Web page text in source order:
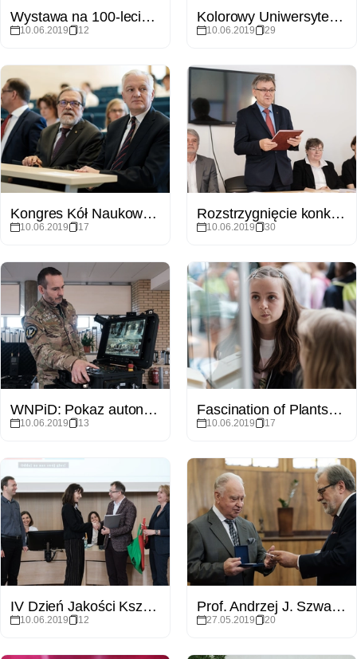
Wystawa na 100-lecie UP w NBP
10.06.2019 12
Kolorowy Uniwersytet 2019 - absolutorium
10.06.2019 29
Kongres Kół Naukowych UAM / wizyta premiera Jarosława Gowina
10.06.2019 17
Rozstrzygnięcie konkursu na nowy akademik / Morasko
10.06.2019 30
WNPiD: Pokaz autonomicznych robotów
10.06.2019 13
Fascination of Plants Day na Wydziale Biologii
10.06.2019 17
IV Dzień Jakości Kształcenia
10.06.2019 12
Prof. Andrzej J. Szwarc z medalem Homini Vere Academico
27.05.2019 20